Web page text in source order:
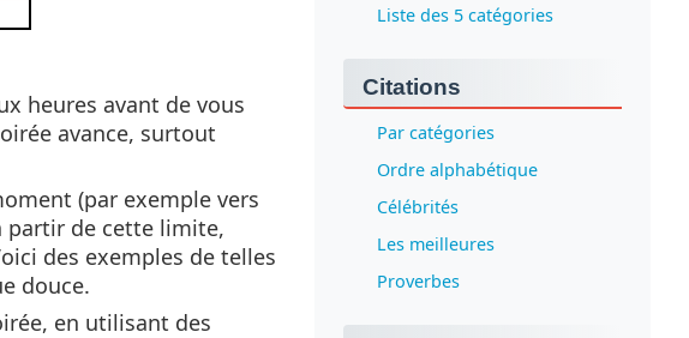
heures avant de vous
avance, surtout
(par exemple vers
partir de cette limite,
des exemples de telles
douce.
en utilisant des
Liste des 5 catégories
Citations
Par catégories
Ordre alphabétique
Célébrités
Les meilleures
Proverbes